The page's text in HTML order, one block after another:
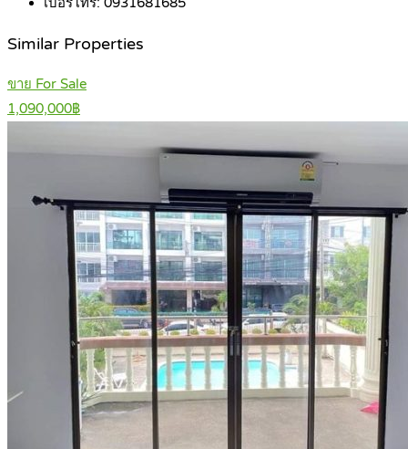
Similar Properties
ขาย For Sale
1,090,000฿